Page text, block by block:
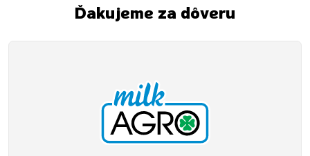
Ďakujeme za dôveru